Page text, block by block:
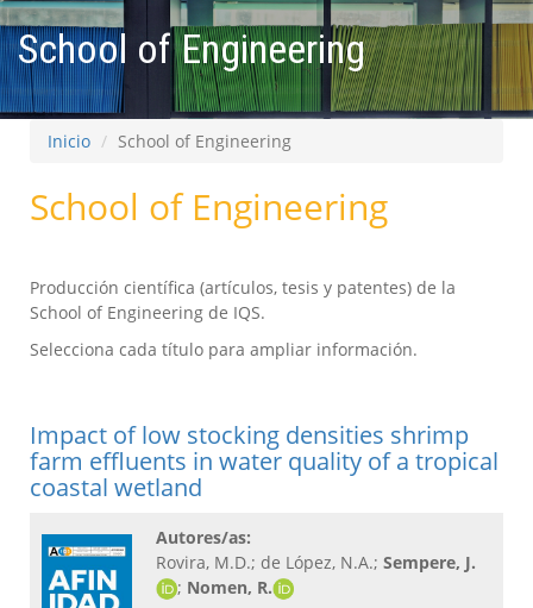
School of Engineering
Inicio School of Engineering
School of Engineering
Producción científica (artículos, tesis y patentes) de la
School of Engineering de IQS.
Selecciona cada título para ampliar información.
Impact of low stocking densities shrimp
farm effluents in water quality of a tropical
coastal wetland
Autores/as:
Rovira, M.D.; de López, N.A.; Sempere, J.
; Nomen, R.